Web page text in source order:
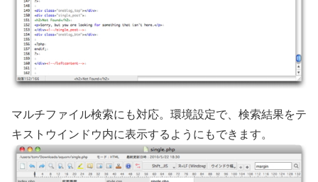
マルチファイル検索にも対応。環境設定で、検索結果をテ
キストウインドウ内に表示するようにもできます。